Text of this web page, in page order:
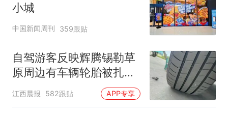
小城
中国新闻周刊 359跟贴
自驾游客反映辉腾锡勒草
原周边有车辆轮胎被扎，
修理店铺换胎价格高达千
元，官方发布情况通报
江西晨报 582跟贴 APP专享